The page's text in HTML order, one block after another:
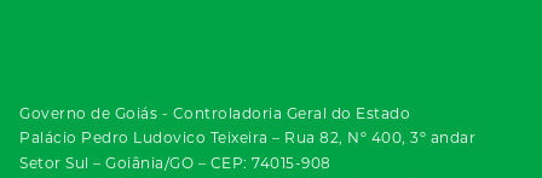
Governo de Goiás - Controladoria Geral do Estado
Palácio Pedro Ludovico Teixeira – Rua 82, Nº 400, 3º andar
Setor Sul – Goiânia/GO – CEP: 74015-908